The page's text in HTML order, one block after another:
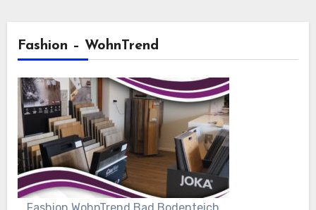
Fashion – WohnTrend